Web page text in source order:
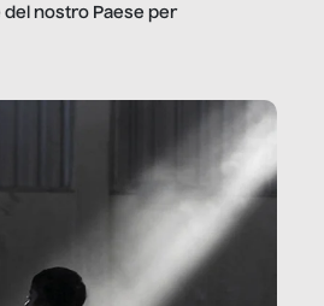
nostro Paese per